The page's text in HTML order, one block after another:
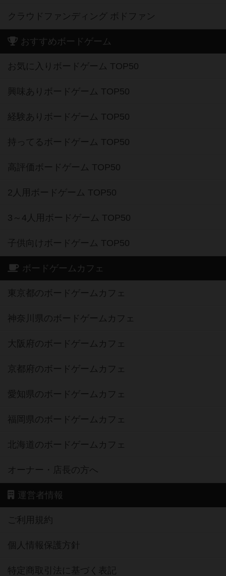
クラウドファンディング ボドファン
おすすめボードゲーム
お気に入りボードゲーム TOP50
興味ありボードゲーム TOP50
経験ありボードゲーム TOP50
持ってるボードゲーム TOP50
高評価ボードゲーム TOP50
2人用ボードゲーム TOP50
3～4人用ボードゲーム TOP50
子供向けボードゲーム TOP50
ボードゲームカフェ
東京都のボードゲームカフェ
神奈川県のボードゲームカフェ
大阪府のボードゲームカフェ
京都府のボードゲームカフェ
愛知県のボードゲームカフェ
福岡県のボードゲームカフェ
北海道のボードゲームカフェ
オーナー・店長の方へ
運営者情報
ご利用規約
個人情報保護方針
特定商取引法に基づく表記